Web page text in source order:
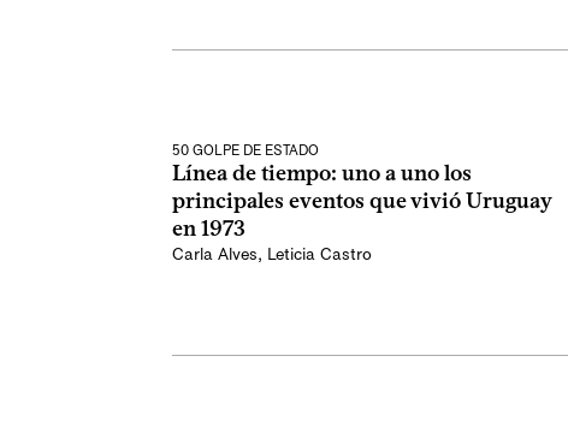
50 GOLPE DE ESTADO
Línea de tiempo: uno a uno los
principales eventos que vivió Uruguay
en 1973
Carla Alves, Leticia Castro